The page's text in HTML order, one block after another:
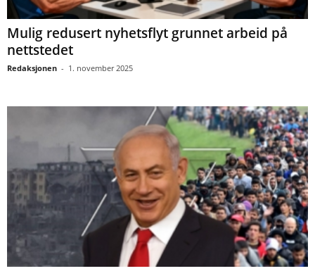
Mulig redusert nyhetsflyt grunnet arbeid på
nettstedet
Redaksjonen - 1. november 2025